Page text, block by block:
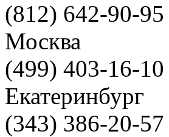
(812) 642-90-95
Москва
(499) 403-16-10
Екатеринбург
(343) 386-20-57